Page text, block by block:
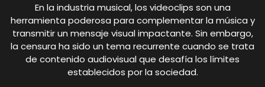
En la industria musical, los videoclips son una
herramienta poderosa para complementar la música y
transmitir un mensaje visual impactante. Sin embargo,
la censura ha sido un tema recurrente cuando se trata
de contenido audiovisual que desafía los límites
establecidos por la sociedad.